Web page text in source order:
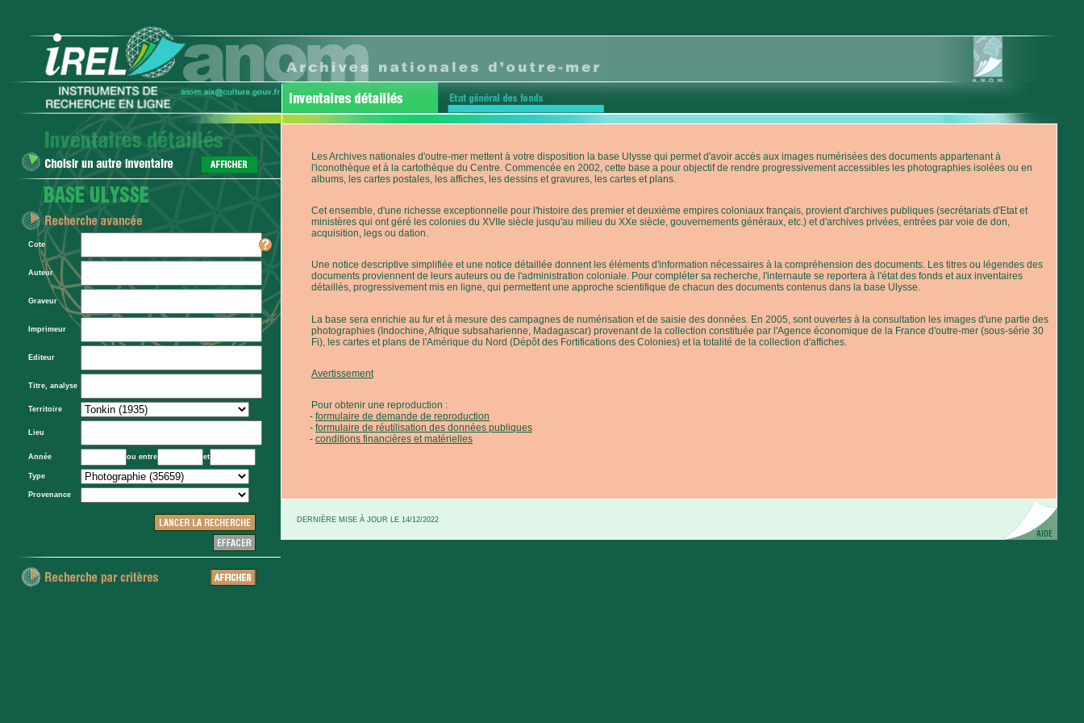
Cote
Auteur
Graveur
Imprimeur
Editeur
Titre, analyse
Territoire
Lieu
Année ou entre et
Type
Provenance
Les Archives nationales d'outre-mer mettent à votre disposition la base Ulysse qui permet d'avoir accès aux images numérisées des documents appartenant à
l'iconothèque et à la cartothèque du Centre. Commencée en 2002, cette base a pour objectif de rendre progressivement accessibles les photographies isolées ou en
albums, les cartes postales, les affiches, les dessins et gravures, les cartes et plans.
Cet ensemble, d'une richesse exceptionnelle pour l'histoire des premier et deuxième empires coloniaux français, provient d'archives publiques (secrétariats d'Etat et
ministères qui ont géré les colonies du XVIIe siècle jusqu'au milieu du XXe siècle, gouvernements généraux, etc.) et d'archives privées, entrées par voie de don,
acquisition, legs ou dation.
Une notice descriptive simplifiée et une notice détaillée donnent les éléments d'information nécessaires à la compréhension des documents. Les titres ou légendes des
documents proviennent de leurs auteurs ou de l'administration coloniale. Pour compléter sa recherche, l'internaute se reportera à l'état des fonds et aux inventaires
détaillés, progressivement mis en ligne, qui permettent une approche scientifique de chacun des documents contenus dans la base Ulysse.
La base sera enrichie au fur et à mesure des campagnes de numérisation et de saisie des données. En 2005, sont ouvertes à la consultation les images d'une partie des
photographies (Indochine, Afrique subsaharienne, Madagascar) provenant de la collection constituée par l'Agence économique de la France d'outre-mer (sous-série 30
Fi), les cartes et plans de l'Amérique du Nord (Dépôt des Fortifications des Colonies) et la totalité de la collection d'affiches.
Avertissement
Pour obtenir une reproduction :
formulaire de demande de reproduction
formulaire de réutilisation des données publiques
conditions financières et matérielles
DERNIÈRE MISE À JOUR LE 14/12/2022